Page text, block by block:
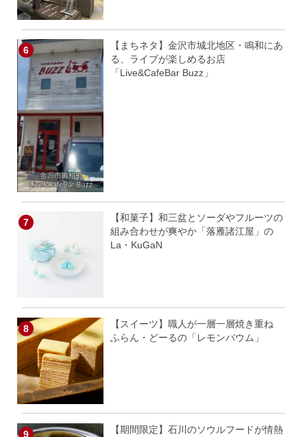
【まちネタ】金沢市城北地区・鳴和にあ
る、ライブが楽しめるお店
「Live&CafeBar Buzz」
【和菓子】和三盆とソーダやフルーツの
組み合わせが爽やか「落雁諸江屋」の
La・KuGaN
【スイーツ】職人が一層一層焼き重ね
ふらん・どーるの「レモンバウム」
【期間限定】石川のソウルフードが情熱